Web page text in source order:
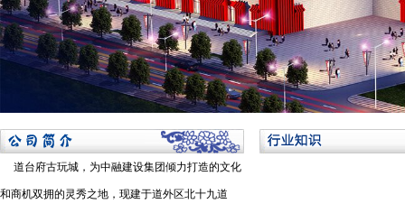
道台府古玩城，为中融建设集团倾力打造的文化
和商机双拥的灵秀之地，现建于道外区北十九道